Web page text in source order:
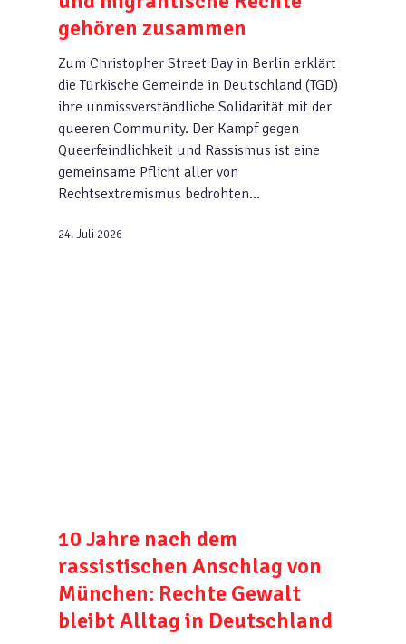
gehören zusammen
Zum Christopher Street Day in Berlin erklärt
die Türkische Gemeinde in Deutschland (TGD)
ihre unmissverständliche Solidarität mit der
queeren Community. Der Kampf gegen
Queerfeindlichkeit und Rassismus ist eine
gemeinsame Pflicht aller von
Rechtsextremismus bedrohten…
24. Juli 2026
10 Jahre nach dem
rassistischen Anschlag von
München: Rechte Gewalt
bleibt Alltag in Deutschland